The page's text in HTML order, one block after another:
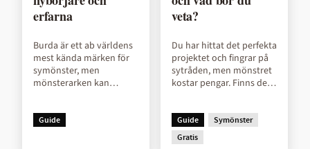
erfarna
Burda är ett ab världens
mest kända märken för
symönster, men
mönsterarken kan
guiden förklarar vi hur...
Guide
veta?
Du har hittat det perfekta
projektet och fingrar på
sytråden, men mönstret
kostar pengar. Finns det
Guide
Symönster
Gratis